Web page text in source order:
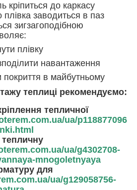
кріпиться до каркасу
плівка заводиться в паз
зигзагоподібною
плівку
навантаження
покриття в майбутньому
теплиці рекомендуємо:
тепличної
ua/p118877096
тепличну
ua/g4302708-
mnogoletnyaya
для
ua/g129058756-